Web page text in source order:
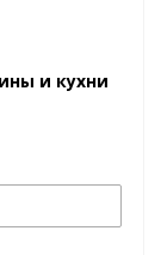
и кухни